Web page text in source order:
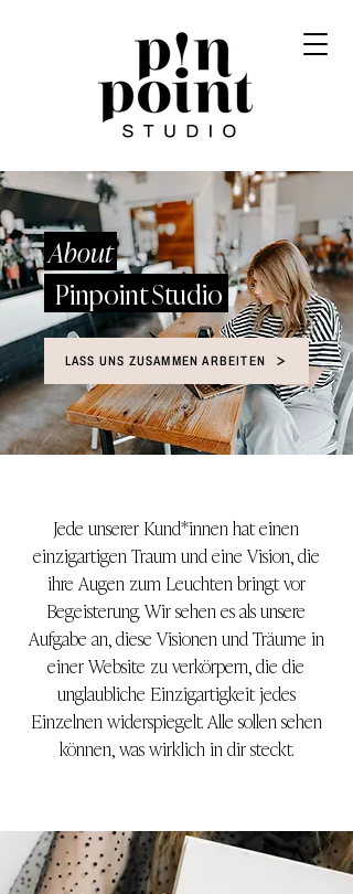
About
Pinpoint Studio
LASS UNS ZUSAMMEN ARBEITEN
Jede unserer Kund*innen hat einen
einzigartigen Traum und eine Vision, die
ihre Augen zum Leuchten bringt vor
Begeisterung. Wir sehen es als unsere
Aufgabe an, diese Visionen und Träume in
einer Website zu verkörpern, die die
unglaubliche Einzigartigkeit jedes
Einzelnen widerspiegelt. Alle sollen sehen
können, was wirklich in dir steckt.